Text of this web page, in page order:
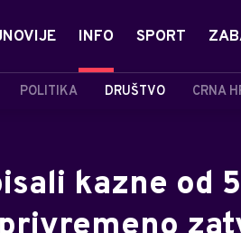
INFO
POLITIKA DRUŠTVO CRNA
SPORT
kazne od